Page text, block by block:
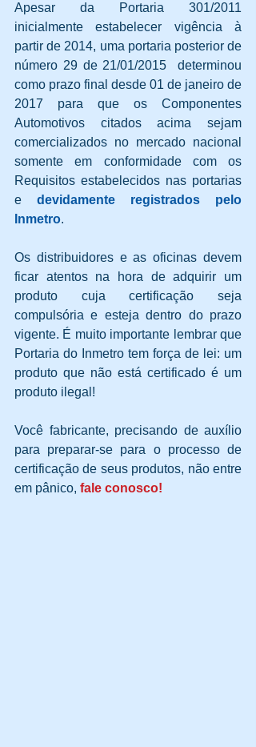
Apesar da Portaria 301/2011
inicialmente estabelecer vigência à
partir de 2014, uma portaria posterior de
número 29 de 21/01/2015  determinou
como prazo final desde 01 de janeiro de
2017 para que os Componentes
Automotivos citados acima sejam
comercializados no mercado nacional
somente em conformidade com os
Requisitos estabelecidos nas portarias
e devidamente registrados pelo
Inmetro.
Os distribuidores e as oficinas devem
ficar atentos na hora de adquirir um
produto cuja certificação seja
compulsória e esteja dentro do prazo
vigente. É muito importante lembrar que
Portaria do Inmetro tem força de lei: um
produto que não está certificado é um
produto ilegal!
Você fabricante, precisando de auxílio
para preparar-se para o processo de
certificação de seus produtos, não entre
em pânico, fale conosco!